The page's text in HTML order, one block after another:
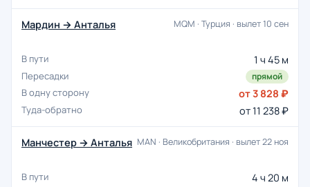
Мардин → Анталья MQM · Турция · вылет 10 сен
1 ч 45 м
прямой
от 3 828 ₽
от 11 238 ₽
Манчестер → Анталья MAN · Великобритания · вылет 22 ноя
4 ч 20 м